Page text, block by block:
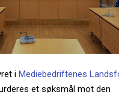
i Mediebedriftenes
et søksmål mot den